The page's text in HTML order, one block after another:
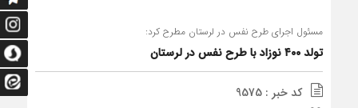
مسئول اجرای طرح نفس در لرستان مطرح کرد:
تولد ۴۰۰ نوزاد با طرح نفس در لرستان
کد خبر : 9575